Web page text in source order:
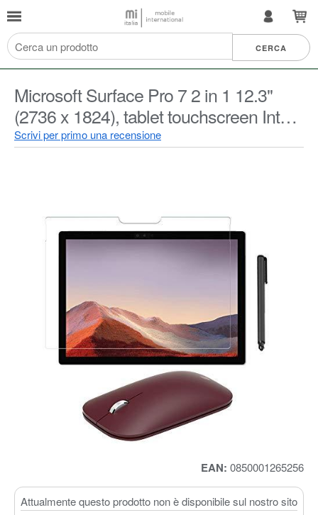
Microsoft Surface Pro 7 2 in 1 12.3"
(2736 x 1824), tablet touchscreen Intel
Core i5, 8 GB di RAM, 256 GB SSD,
Scrivi per primo una recensione
EAN: 0850001265256
Attualmente questo prodotto non è disponibile sul nostro sito